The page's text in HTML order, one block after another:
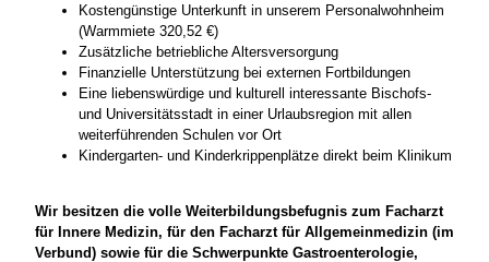
Kostengünstige Unterkunft in unserem Personalwohnheim
(Warmmiete 320,52 €)
Zusätzliche betriebliche Altersversorgung
Finanzielle Unterstützung bei externen Fortbildungen
Eine liebenswürdige und kulturell interessante Bischofs-
und Universitätsstadt in einer Urlaubsregion mit allen
weiterführenden Schulen vor Ort
Kindergarten- und Kinderkrippenplätze direkt beim Klinikum
Wir besitzen die volle Weiterbildungsbefugnis zum Facharzt
für Innere Medizin, für den Facharzt für Allgemeinmedizin (im
Verbund) sowie für die Schwerpunkte Gastroenterologie,